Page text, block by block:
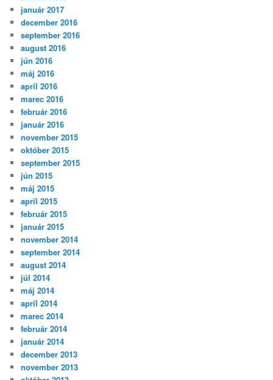
január 2017
december 2016
september 2016
august 2016
jún 2016
máj 2016
apríl 2016
marec 2016
február 2016
január 2016
november 2015
október 2015
september 2015
jún 2015
máj 2015
apríl 2015
február 2015
január 2015
november 2014
september 2014
august 2014
júl 2014
máj 2014
apríl 2014
marec 2014
február 2014
január 2014
december 2013
november 2013